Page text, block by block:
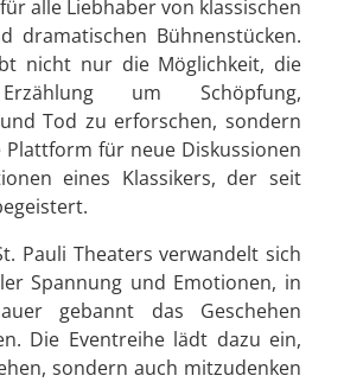
alle Liebhaber von klassischen
dramatischen Bühnenstücken.
nicht nur die Möglichkeit, die
um Schöpfung,
Tod zu erforschen, sondern
für neue Diskussionen
eines Klassikers, der seit
Pauli Theaters verwandelt sich
Spannung und Emotionen, in
gebannt das Geschehen
Die Eventreihe lädt dazu ein,
sondern auch mitzudenken